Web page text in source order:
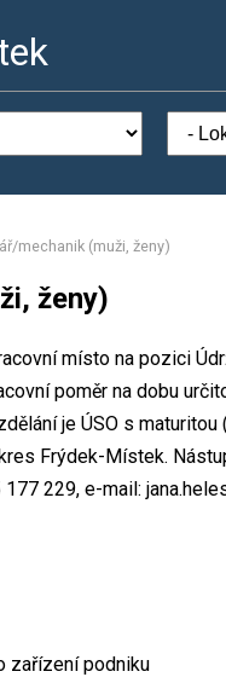
mechanik (muži, ženy)
ženy)
místo na pozici
poměr na dobu
je ÚSO s
Frýdek-Místek.
229, e-mail:
zařízení podniku